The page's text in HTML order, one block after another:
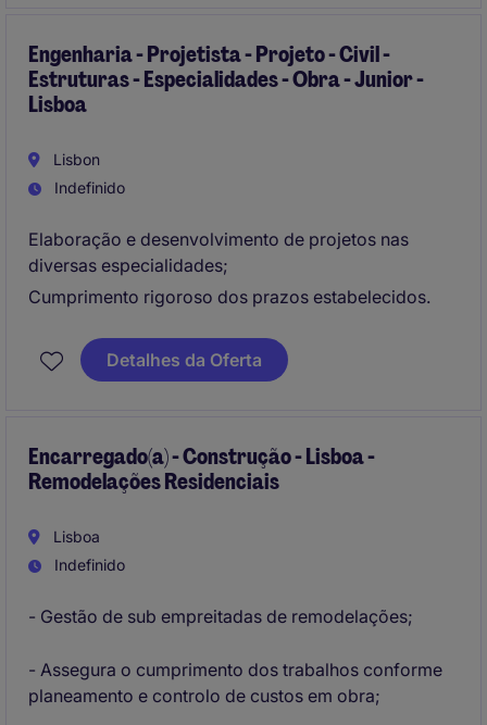
Engenharia - Projetista - Projeto - Civil -
Estruturas - Especialidades - Obra - Junior -
Lisboa
Lisbon
Indefinido
Elaboração e desenvolvimento de projetos nas
diversas especialidades;
Cumprimento rigoroso dos prazos estabelecidos.
Detalhes da Oferta
Encarregado(a) - Construção - Lisboa -
Remodelações Residenciais
Lisboa
Indefinido
- Gestão de sub empreitadas de remodelações;
- Assegura o cumprimento dos trabalhos conforme
planeamento e controlo de custos em obra;